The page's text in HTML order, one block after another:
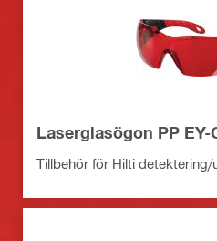
Laserglasögon PP EY-
Tillbehör för Hilti